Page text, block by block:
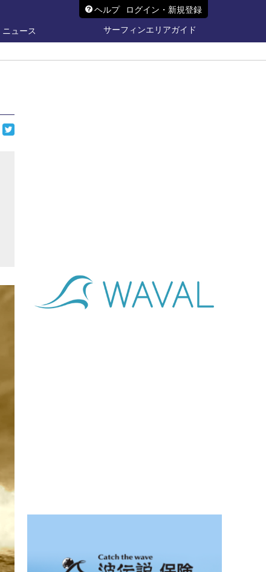
ヘルプ ログイン・新規登録
ニュース
サーフィンエリアガイド